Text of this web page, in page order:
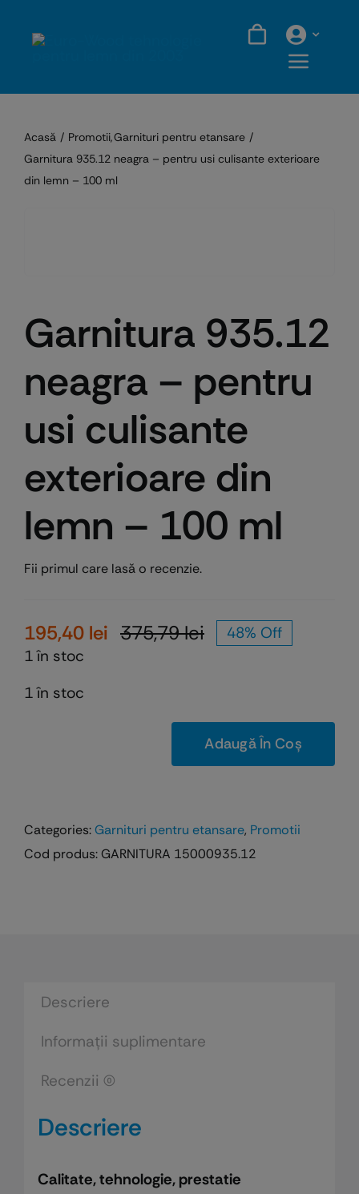
Acasă Promotii Garnituri pentru etansare
Garnitura 935.12 neagra – pentru usi culisante exterioare
din lemn – 100 ml
Garnitura 935.12
neagra – pentru
usi culisante
exterioare din
lemn – 100 ml
Fii primul care lasă o recenzie.
375,79leiPrețul
375,79 lei.
195,40 lei
Prețul48% Off
1 în stoc
1 în stoc
-
pentru
100
ml
Adaugă În Coș
Categories:Garnituri pentru etansare, Promotii
Cod produs:GARNITURA 15000935.12
Descriere
Informații suplimentare
Recenzii (0)
Descriere
Calitate, tehnologie, prestatie